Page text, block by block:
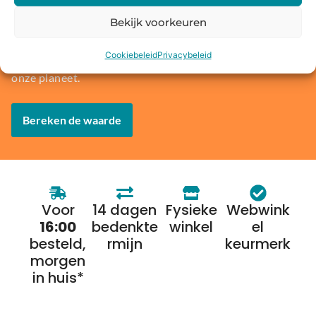
Bekijk voorkeuren
CookiebeleidPrivacybeleid
mogelijkheid om een oude smartphone, tablet, laptop of
console in te ruilen voor korting op een nieuw toestel of
technologie, maar je draagt ook bij aan het behoud van
onze planeet.
Bereken de waarde
Voor
16:00
besteld,
morgen
in huis*
14 dagen
bedenkte
rmijn
Fysieke
winkel
Webwink
el
keurmerk